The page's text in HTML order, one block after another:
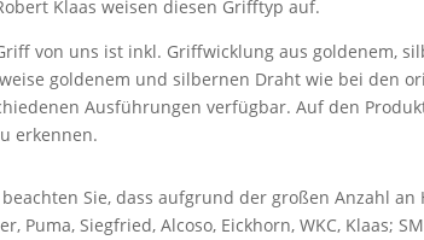
Klaas weisen diesen Grifftyp auf.
von uns ist inkl. Griffwicklung aus goldenem,
goldenem und silbernen Draht wie bei den
Ausführungen verfügbar. Auf den
erkennen.
Sie, dass aufgrund der großen Anzahl an
Puma, Siegfried, Alcoso, Eickhorn, WKC, Klaas;